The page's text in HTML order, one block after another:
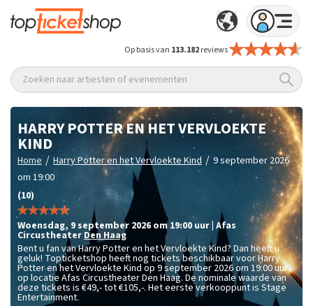
Op basis van 113.182reviews
Zoeken naar artiesten of evenementen
HARRY POTTER EN HET VERVLOEKTE
KIND
Home / Harry Potter en het Vervloekte Kind / 9 september 2026
om 19:00
(10)
woensdag, 9 september 2026 om 19:00 uur Afas
CircustheaterDen Haag
Bent u fan van Harry Potter en het Vervloekte Kind? Dan heeft u
geluk! Topticketshop heeft nog tickets beschikbaar voor Harry
Potter en het Vervloekte Kind op 9 september 2026 om 19:00 uur
op locatie Afas Circustheater Den Haag. De nominale waarde van
deze tickets is €49,- tot €105,-. Het eerste verkooppunt is Stage
Entertainment.